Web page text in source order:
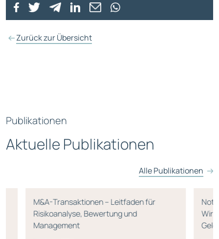
Zurück zur Übersicht
Publikationen
Aktuelle Publikationen
Alle Publikationen
M&A-Transaktionen – Leitfaden für
Risikoanalyse, Bewertung und
Management